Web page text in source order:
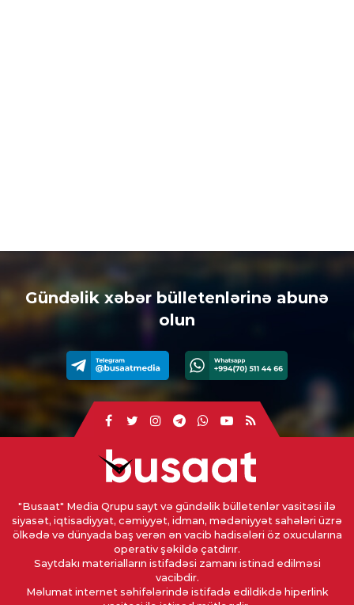
Gündəlik xəbər bülletenlərinə abunə
olun
"Busaat" Media Qrupu sayt və gündəlik bülletenlər vasitəsi ilə
siyasət, iqtisadiyyat, cəmiyyət, idman, mədəniyyət sahələri üzrə
ölkədə və dünyada baş verən ən vacib hadisələri öz oxucularına
operativ şəkildə çatdırır.
Saytdakı materialların istifadəsi zamanı istinad edilməsi
vacibdir.
Məlumat internet səhifələrində istifadə edildikdə hiperlink